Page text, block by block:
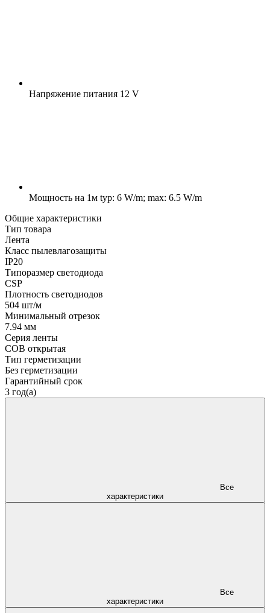
Напряжение питания 12 V
Мощность на 1м typ: 6 W/m; max: 6.5 W/m
Общие характеристики
Тип товара
Лента
Класс пылевлагозащиты
IP20
Типоразмер светодиода
CSP
Плотность светодиодов
504 шт/м
Минимальный отрезок
7.94 мм
Серия ленты
COB открытая
Тип герметизации
Без герметизации
Гарантийный срок
3 год(а)
характеристики
характеристики